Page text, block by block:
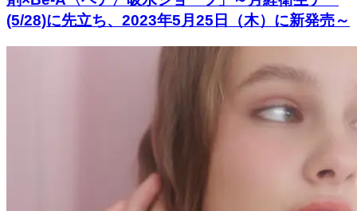
(5/28)に先立ち、2023年5月25日（木）に新発売～